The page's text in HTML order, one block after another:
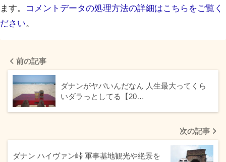
ます。
コメントデータの処理方法の詳細はこちらをご覧く
ださい。
前の記事
ダナンがヤバいんだなん 人生最大ってくら
いダラっとしてる【20…
次の記事
ダナン ハイヴァン峠 軍事基地観光や絶景を